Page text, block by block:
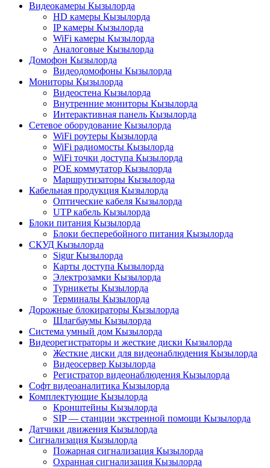
Видеокамеры Кызылорда
HD камеры Кызылорда
IP камеры Кызылорда
WiFi камеры Кызылорда
Аналоговые Кызылорда
Домофон Кызылорда
Видеодомофоны Кызылорда
Мониторы Кызылорда
Видеостена Кызылорда
Внутренние мониторы Кызылорда
Интерактивная панель Кызылорда
Сетевое оборудование Кызылорда
WiFi роутеры Кызылорда
WiFi радиомосты Кызылорда
WiFi точки доступа Кызылорда
POE коммутатор Кызылорда
Маршрутизаторы Кызылорда
Кабельная продукция Кызылорда
Оптические кабеля Кызылорда
UTP кабель Кызылорда
Блоки питания Кызылорда
Блоки бесперебойного питания Кызылорда
СКУД Кызылорда
Sigur Кызылорда
Карты доступа Кызылорда
Электрозамки Кызылорда
Турникеты Кызылорда
Терминалы Кызылорда
Дорожные блокираторы Кызылорда
Шлагбаумы Кызылорда
Система умный дом Кызылорда
Видеорегистраторы и жесткие диски Кызылорда
Жесткие диски для видеонаблюдения Кызылорда
Видеосервер Кызылорда
Регистратор видеонаблюдения Кызылорда
Софт видеоаналитика Кызылорда
Комплектующие Кызылорда
Кронштейны Кызылорда
SIP — станции экстренной помощи Кызылорда
Датчики движения Кызылорда
Сигнализация Кызылорда
Пожарная сигнализация Кызылорда
Охранная сигнализация Кызылорда